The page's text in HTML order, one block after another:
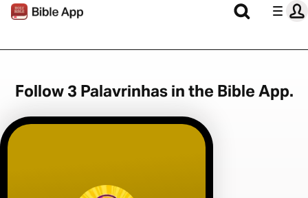
Follow 3 Palavrinhas in the Bible App.